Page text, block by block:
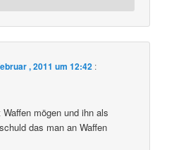
, 2011 um 12:42 :
mögen und ihn als
das man an Waffen